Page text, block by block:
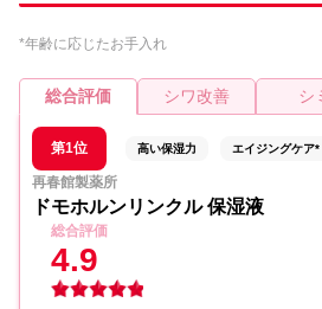
*年齢に応じたお手入れ
総合評価 シワ改善 シ
第1位 高い保湿力 エイジングケア*
再春館製薬所
ドモホルンリンクル 保湿液
総合評価
4.9